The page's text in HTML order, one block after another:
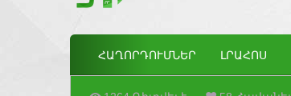
ՀԱՂՈՐԴՈՒՄՆԵՐ ԼՐԱՀՈՍ